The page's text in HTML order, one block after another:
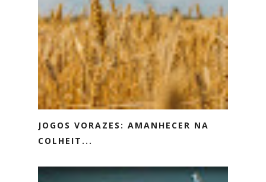
JOGOS VORAZES: AMANHECER NA
COLHEIT...